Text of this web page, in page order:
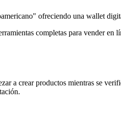
ofreciendo una wallet
completas para vender
a crear productos mientras se